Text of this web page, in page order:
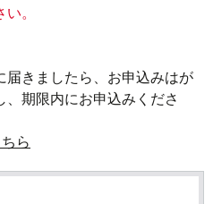
。
きましたら、お申込みはが
、期限内にお申込みくださ
ら